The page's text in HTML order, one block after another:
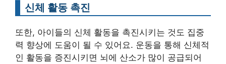
신체 활동 촉진
또한, 아이들의 신체 활동을 촉진시키는 것도 집중
력 향상에 도움이 될 수 있어요. 운동을 통해 신체적
인 활동을 증진시키면 뇌에 산소가 많이 공급되어